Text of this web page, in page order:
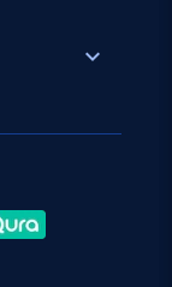
expand_more